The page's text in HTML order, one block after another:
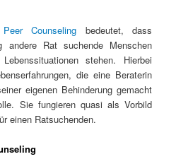
Peer Counseling bedeutet, dass
andere Rat suchende Menschen
stehen. Hierbei
die eine Beraterin
eigenen Behinderung gemacht
Sie fungieren quasi als Vorbild
einen Ratsuchenden.